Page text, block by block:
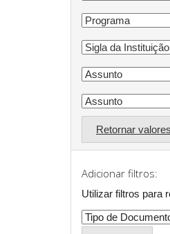
Retornar valores
Adicionar filtros:
Utilizar filtros para